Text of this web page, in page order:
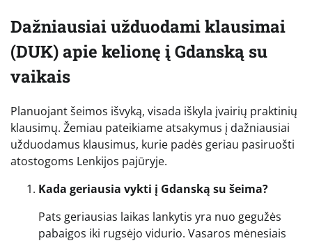
Dažniausiai užduodami klausimai
(DUK) apie kelionę į Gdanską su
vaikais
Planuojant šeimos išvyką, visada iškyla įvairių praktinių
klausimų. Žemiau pateikiame atsakymus į dažniausiai
užduodamus klausimus, kurie padės geriau pasiruošti
atostogoms Lenkijos pajūryje.
Kada geriausia vykti į Gdanską su šeima?
Pats geriausias laikas lankytis yra nuo gegužės
pabaigos iki rugsėjo vidurio. Vasaros mėnesiais